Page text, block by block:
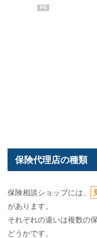
PR
保険代理店の種類
保険相談ショップには、
があります。
それぞれの違いは複数の
どうかです。